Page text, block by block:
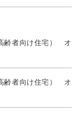
齢者向け住宅） オ
齢者向け住宅） オ